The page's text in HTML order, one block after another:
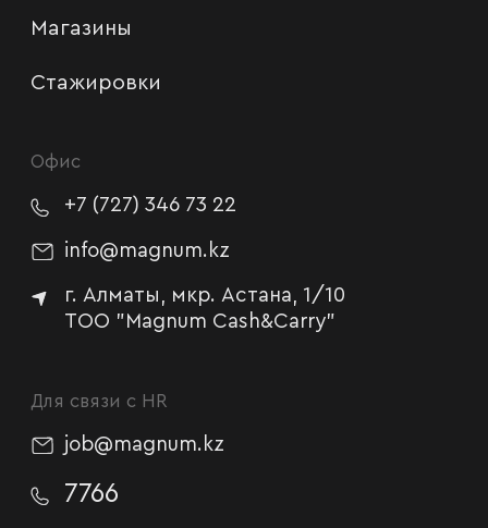
Магазины
Стажировки
Офис
+7 (727) 346 73 22
info@magnum.kz
г. Алматы, мкр. Астана, 1/10
TOO "Magnum Cash&Carry"
Для связи с HR
job@magnum.kz
7766